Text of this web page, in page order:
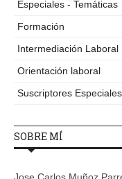
Especiales - Temáticas
Formación
Intermediación Laboral
Orientación laboral
Suscriptores Especiales
SOBRE MÍ